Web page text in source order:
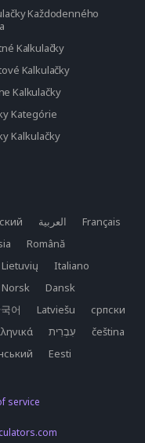
Každodenného
Kalkulačky
Kalkulačky
Kalkulačky
Kategórie
Kalkulačky
العربية
Français
Română
Lietuvių
Italiano
Norsk
Dansk
어 Latviešu
српски
čeština
Eesti
service